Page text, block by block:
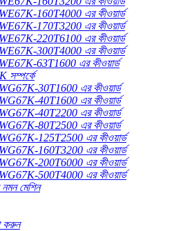
WE67K-160T4000 এর কীওয়ার্ড
WE67K-170T3200 এর কীওয়ার্ড
WE67K-220T6100 এর কীওয়ার্ড
WE67K-300T4000 এর কীওয়ার্ড
WE67K-63T1600 এর কীওয়ার্ড
সম্পর্কে
WG67K-30T1600 এর কীওয়ার্ড
WG67K-40T1600 এর কীওয়ার্ড
WG67K-40T2200 এর কীওয়ার্ড
WG67K-80T2500 এর কীওয়ার্ড
WG67K-125T2500 এর কীওয়ার্ড
WG67K-160T3200 এর কীওয়ার্ড
WG67K-200T6000 এর কীওয়ার্ড
WG67K-500T4000 এর কীওয়ার্ড
মেশিন
করুন